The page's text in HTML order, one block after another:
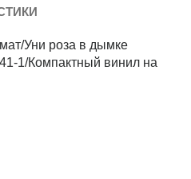
Уни роза в дымке
1/Компактный винил на